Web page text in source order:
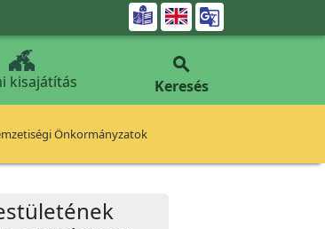

kisajátítás

Keresés
Önkormányzatok